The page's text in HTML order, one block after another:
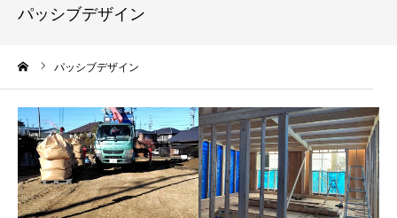
パッシブデザイン
パッシブデザイン
NEWS
BLOG
CONTACT